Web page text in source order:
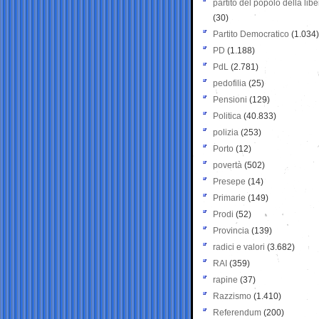
partito del popolo della
(30)
Partito Democratico (1.034)
PD (1.188)
PdL (2.781)
pedofilia (25)
Pensioni (129)
Politica (40.833)
polizia (253)
Porto (12)
povertà (502)
Presepe (14)
Primarie (149)
Prodi (52)
Provincia (139)
radici e valori (3.682)
RAI (359)
rapine (37)
Razzismo (1.410)
Referendum (200)